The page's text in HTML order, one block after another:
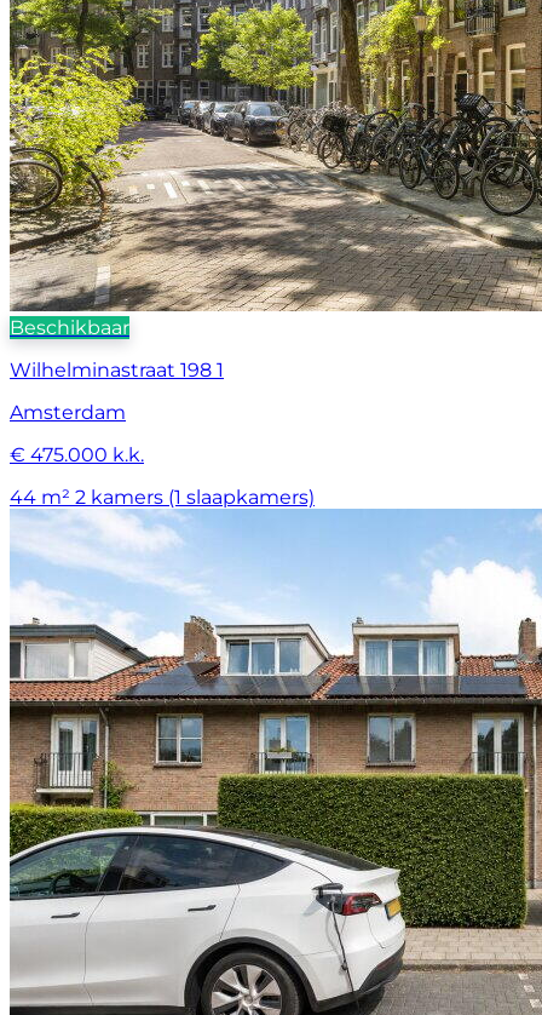
Beschikbaar
Wilhelminastraat 198 1
Amsterdam
€ 475.000 k.k.
44 m² 2 kamers (1 slaapkamers)